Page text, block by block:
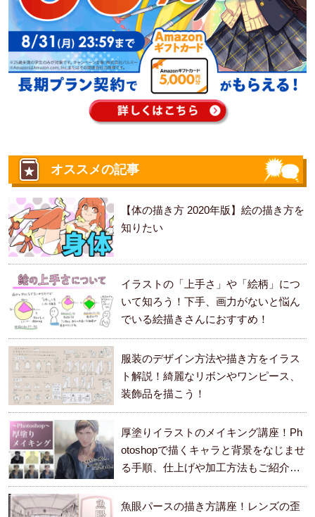
オススメの記事
【体の描き方 2020年版】絵の描き方を
知りたい
イラストの「上手さ」や「絵柄」につ
いて知ろう！下手、画力がないと悩ん
でいる絵描きさんにおすすめ！
服装のデザイン方法や描き方をイラス
ト解説！綺麗なリボンやワンピース、
装飾品を描こう！
厚塗りイラストのメイキング講座！Ph
otoshopで描くキャラと背景をなじませ
る手順、仕上げや加工方法もご紹介し
ます。
魚眼パースの描き方講座！レンズの歪